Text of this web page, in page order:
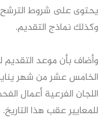
يحتوى على شروط الترشح
وكذلك نماذج التقديم.
وأضاف بأن موعد التقديم
اللجان الفرعية أعمال
للمعايير عقب هذا التاريخ.